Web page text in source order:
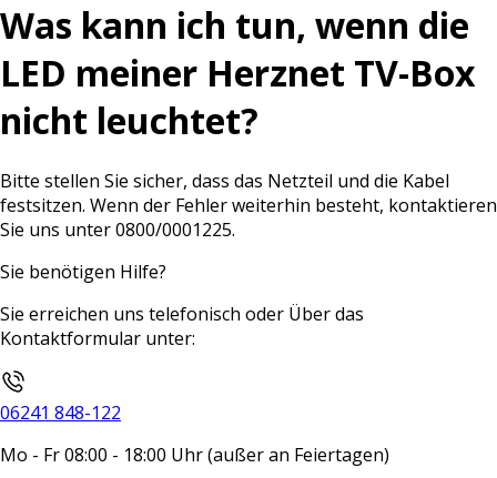
Was kann ich tun, wenn die
LED meiner Herznet TV-Box
nicht leuchtet?
Bitte stellen Sie sicher, dass das Netzteil und die Kabel
festsitzen. Wenn der Fehler weiterhin besteht, kontaktieren
Sie uns unter 0800/0001225.
Sie benötigen Hilfe?
Sie erreichen uns telefonisch oder Über das
Kontaktformular unter:
06241 848-122
Mo - Fr 08:00 - 18:00 Uhr (außer an Feiertagen)